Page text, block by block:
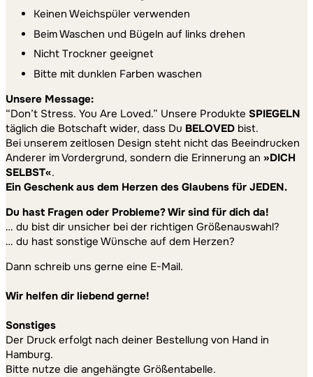
Keinen Weichspüler verwenden
Beim Waschen und Bügeln auf links drehen
Nicht Trockner geeignet
Bitte mit dunklen Farben waschen
Unsere Message:
“Don’t Stress. You Are Loved.” Unsere Produkte SPIEGELN
täglich die Botschaft wider, dass Du BELOVED bist.
Bei unserem zeitlosen Design steht nicht das Beeindrucken
Anderer im Vordergrund, sondern die Erinnerung an »DICH
SELBST«.
Ein Geschenk aus dem Herzen des Glaubens für JEDEN.
Du hast Fragen oder Probleme? Wir sind für dich da!
… du bist dir unsicher bei der richtigen Größenauswahl?
… du hast sonstige Wünsche auf dem Herzen?
Dann schreib uns gerne eine E-Mail.
Wir helfen dir liebend gerne!
Sonstiges
Der Druck erfolgt nach deiner Bestellung von Hand in
Hamburg.
Bitte nutze die angehängte Größentabelle.